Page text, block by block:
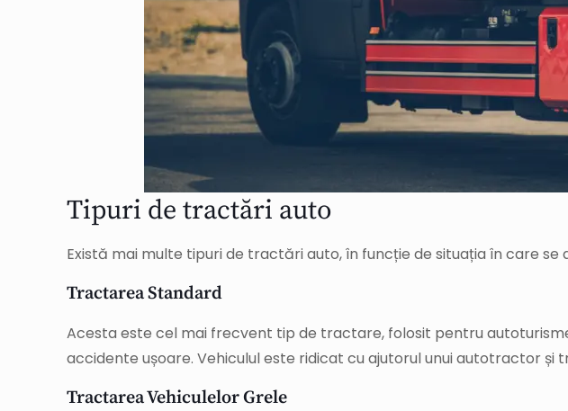
Tipuri de tractări auto
Există mai multe tipuri de tractări auto, în funcție de situația în care
Tractarea Standard
Acesta este cel mai frecvent tip de tractare, folosit pentru
accidente ușoare. Vehiculul este ridicat cu ajutorul unui autotractor și
Tractarea Vehiculelor Grele